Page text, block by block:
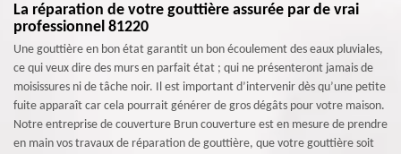
La réparation de votre gouttière assurée par de vrai
professionnel 81220
Une gouttière en bon état garantit un bon écoulement des eaux pluviales,
ce qui veux dire des murs en parfait état ; qui ne présenteront jamais de
moisissures ni de tâche noir. Il est important d’intervenir dès qu’une petite
fuite apparaît car cela pourrait générer de gros dégâts pour votre maison.
Notre entreprise de couverture Brun couverture est en mesure de prendre
en main vos travaux de réparation de gouttière, que votre gouttière soit